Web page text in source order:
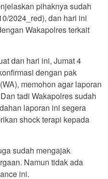
pihaknya sudah
2024_red), dan hari ini
Wakapolres terkait
dan hari ini, Jumat 4
dengan pak
memohon agar laporan
tadi Wakapolres sudah
laporan ini segera
shock terapi kepada
sudah mengajak
Namun tidak ada
ini.